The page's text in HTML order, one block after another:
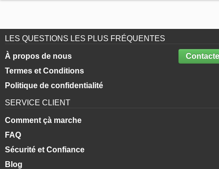
LES QUESTIONS LES PLUS FRÉQUENTES
À propos de nous
Termes et Conditions
Politique de confidentialité
SERVICE CLIENT
Comment çà marche
FAQ
Sécurité et Confiance
Blog